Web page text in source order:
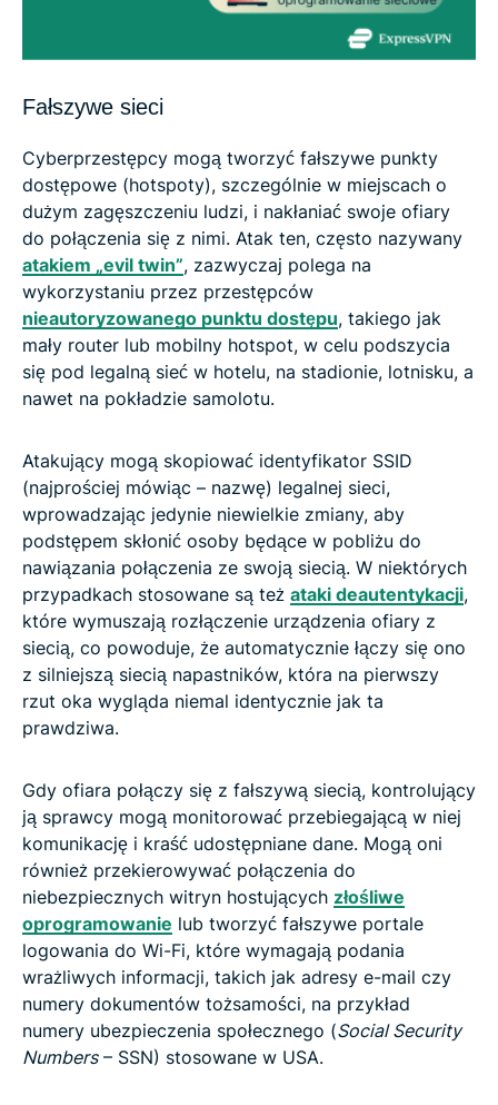
Fałszywe sieci
Cyberprzestępcy mogą tworzyć fałszywe punkty
dostępowe (hotspoty), szczególnie w miejscach o
dużym zagęszczeniu ludzi, i nakłaniać swoje ofiary
do połączenia się z nimi. Atak ten, często nazywany
atakiem „evil twin”, zazwyczaj polega na
wykorzystaniu przez przestępców
nieautoryzowanego punktu dostępu, takiego jak
mały router lub mobilny hotspot, w celu podszycia
się pod legalną sieć w hotelu, na stadionie, lotnisku, a
nawet na pokładzie samolotu.
Atakujący mogą skopiować identyfikator SSID
(najprościej mówiąc – nazwę) legalnej sieci,
wprowadzając jedynie niewielkie zmiany, aby
podstępem skłonić osoby będące w pobliżu do
nawiązania połączenia ze swoją siecią. W niektórych
przypadkach stosowane są też ataki deautentykacji,
które wymuszają rozłączenie urządzenia ofiary z
siecią, co powoduje, że automatycznie łączy się ono
z silniejszą siecią napastników, która na pierwszy
rzut oka wygląda niemal identycznie jak ta
prawdziwa.
Gdy ofiara połączy się z fałszywą siecią, kontrolujący
ją sprawcy mogą monitorować przebiegającą w niej
komunikację i kraść udostępniane dane. Mogą oni
również przekierowywać połączenia do
niebezpiecznych witryn hostujących złośliwe
oprogramowanie lub tworzyć fałszywe portale
logowania do Wi-Fi, które wymagają podania
wrażliwych informacji, takich jak adresy e-mail czy
numery dokumentów tożsamości, na przykład
numery ubezpieczenia społecznego (Social Security
Numbers– SSN) stosowane w USA.